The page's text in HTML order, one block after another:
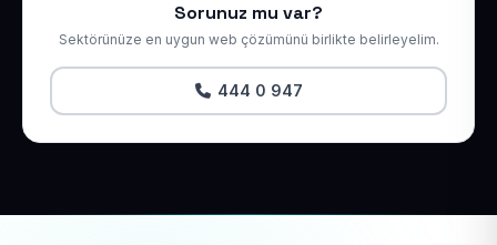
Sorunuz mu var?
Sektörünüze en uygun web çözümünü birlikte belirleyelim.
444 0 947